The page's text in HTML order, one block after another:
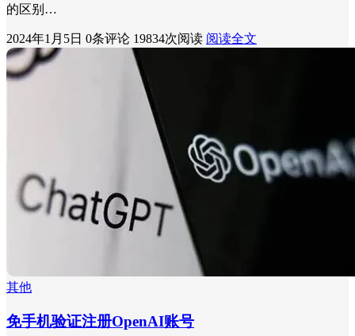
的区别…
2024年1月5日 0条评论 19834次阅读 阅读全文
其他
免手机验证注册OpenAI账号